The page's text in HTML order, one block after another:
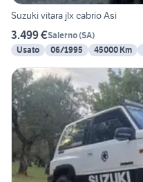
Suzuki vitara jlx cabrio Asi
3.499 €Salerno(SA)
Usato
06/1995 45000 Km